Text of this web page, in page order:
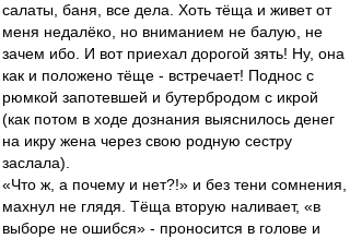
салаты, баня, все дела. Хоть тёща и живет от
меня недалёко, но вниманием не балую, не
зачем ибо. И вот приехал дорогой зять! Ну, она
как и положено тёще - встречает! Поднос с
рюмкой запотевшей и бутербродом с икрой
(как потом в ходе дознания выяснилось денег
на икру жена через свою родную сестру
заслала).
«Что ж, а почему и нет?!» и без тени сомнения,
махнул не глядя. Тёща вторую наливает, «в
выборе не ошибся» - проносится в голове и